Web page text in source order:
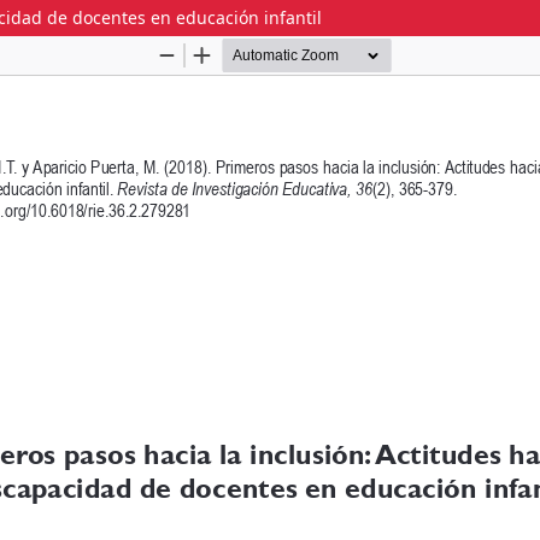
de docentes en educación infantil